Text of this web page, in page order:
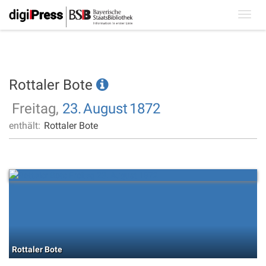
Rottaler Bote
Freitag, 23.August 1872
enthält: Rottaler Bote
Rottaler Bote